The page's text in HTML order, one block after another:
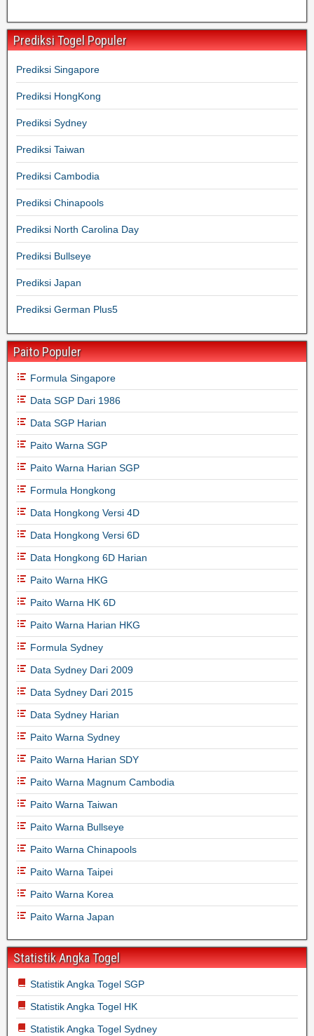
Prediksi Togel Populer
Prediksi Singapore
Prediksi HongKong
Prediksi Sydney
Prediksi Taiwan
Prediksi Cambodia
Prediksi Chinapools
Prediksi North Carolina Day
Prediksi Bullseye
Prediksi Japan
Prediksi German Plus5
Paito Populer
Formula Singapore
Data SGP Dari 1986
Data SGP Harian
Paito Warna SGP
Paito Warna Harian SGP
Formula Hongkong
Data Hongkong Versi 4D
Data Hongkong Versi 6D
Data Hongkong 6D Harian
Paito Warna HKG
Paito Warna HK 6D
Paito Warna Harian HKG
Formula Sydney
Data Sydney Dari 2009
Data Sydney Dari 2015
Data Sydney Harian
Paito Warna Sydney
Paito Warna Harian SDY
Paito Warna Magnum Cambodia
Paito Warna Taiwan
Paito Warna Bullseye
Paito Warna Chinapools
Paito Warna Taipei
Paito Warna Korea
Paito Warna Japan
Statistik Angka Togel
Statistik Angka Togel SGP
Statistik Angka Togel HK
Statistik Angka Togel Sydney